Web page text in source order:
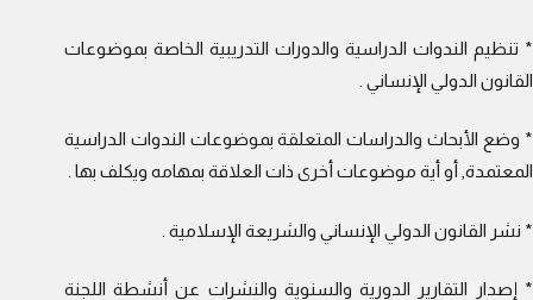
* تنظيم الندوات الدراسية والدورات التدريبية الخاصة بموضوعات
القانون الدولي الإنساني .
* وضع الأبحاث والدراسات المتعلقة بموضوعات الندوات الدراسية
المعتمدة, أو أية موضوعات أخرى ذات العلاقة بمهامه ويكلف بها .
* نشر القانون الدولي الإنساني والشريعة الإسلامية .
* إصدار التقارير الدورية والسنوية والنشرات عن أنشطة اللجنة